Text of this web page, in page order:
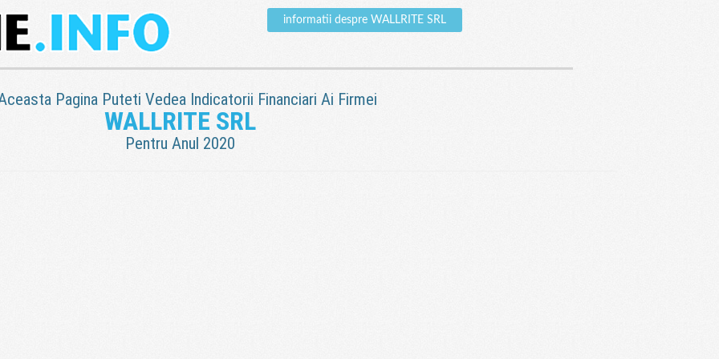
informatii despre WALLRITE SRL
Pagina Puteti Vedea Indicatorii Financiari Ai Firmei
WALLRITE SRL
Pentru Anul 2020